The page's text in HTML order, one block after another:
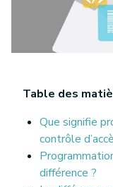
Table des
Que signifie
contrôle
différence ?